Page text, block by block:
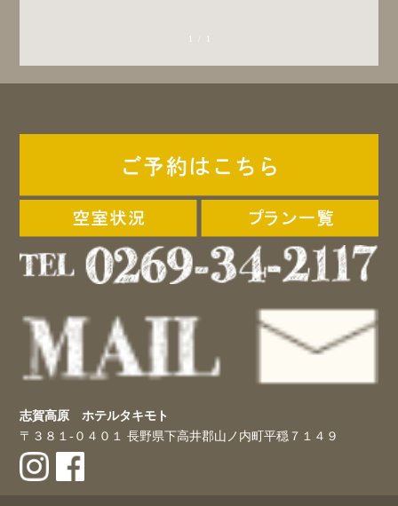
1 / 1
志賀高原 ホテルタキモト
〒３８１-０４０１ 長野県下高井郡山ノ内町平穏７１４９